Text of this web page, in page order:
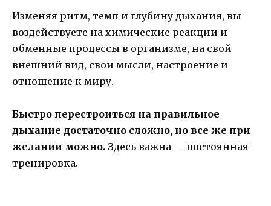
Изменяя ритм, темп и глубину дыхания, вы
воздействуете на химические реакции и
обменные процессы в организме, на свой
внешний вид, свои мысли, настроение и
отношение к миру.
Быстро перестроиться на правильное
дыхание достаточно сложно, но все же при
желании можно. Здесь важна — постоянная
тренировка.